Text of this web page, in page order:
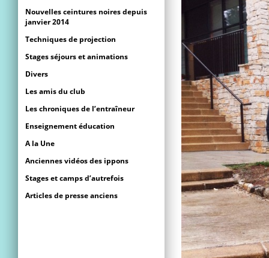
Nouvelles ceintures noires depuis
janvier 2014
Techniques de projection
Stages séjours et animations
Divers
Les amis du club
Les chroniques de l’entraîneur
Enseignement éducation
A la Une
Anciennes vidéos des ippons
Stages et camps d’autrefois
Articles de presse anciens